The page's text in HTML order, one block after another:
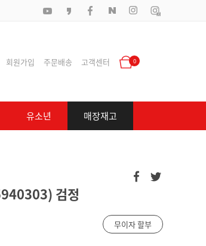
회원가입 주문배송 고객센터 0
유소년 매장재고
검정
무이자 할부